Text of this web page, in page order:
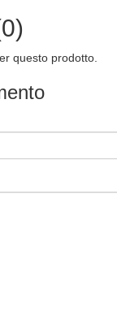
questo prodotto.